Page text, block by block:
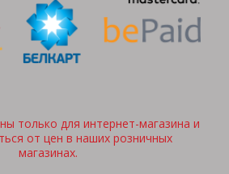
только для интернет-магазина и
от цен в наших розничных
магазинах.